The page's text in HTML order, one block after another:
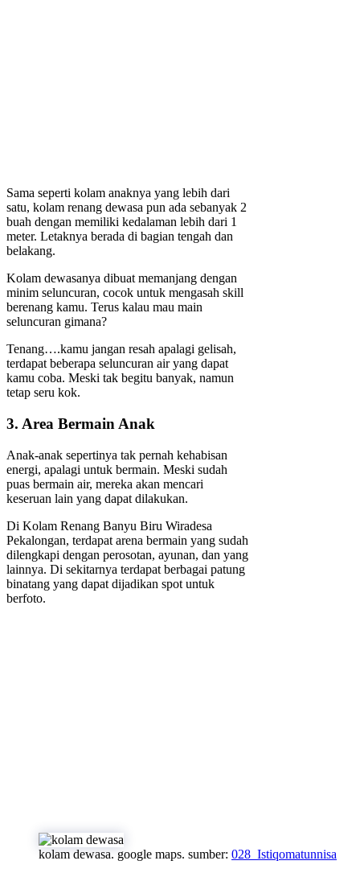
Sama seperti kolam anaknya yang lebih dari
satu, kolam renang dewasa pun ada sebanyak 2
buah dengan memiliki kedalaman lebih dari 1
meter. Letaknya berada di bagian tengah dan
belakang.
Kolam dewasanya dibuat memanjang dengan
minim seluncuran, cocok untuk mengasah skill
berenang kamu. Terus kalau mau main
seluncuran gimana?
Tenang….kamu jangan resah apalagi gelisah,
terdapat beberapa seluncuran air yang dapat
kamu coba. Meski tak begitu banyak, namun
tetap seru kok.
3. Area Bermain Anak
Anak-anak sepertinya tak pernah kehabisan
energi, apalagi untuk bermain. Meski sudah
puas bermain air, mereka akan mencari
keseruan lain yang dapat dilakukan.
Di Kolam Renang Banyu Biru Wiradesa
Pekalongan, terdapat arena bermain yang sudah
dilengkapi dengan perosotan, ayunan, dan yang
lainnya. Di sekitarnya terdapat berbagai patung
binatang yang dapat dijadikan spot untuk
berfoto.
kolam dewasa. google maps. sumber: 028_Istiqomatunnisa